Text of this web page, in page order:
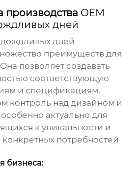
производства OEM
дней
дней
преимуществ для
позволяет создавать
соответствующую
и спецификациям,
контроль над дизайном и
актуально для
к уникальности и
потребностей
бизнеса: